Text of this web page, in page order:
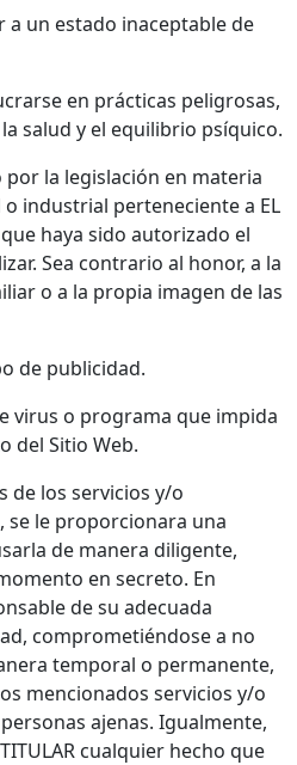
a un estado inaceptable de
en prácticas peligrosas,
salud y el equilibrio psíquico.
la legislación en materia
industrial perteneciente a EL
haya sido autorizado el
Sea contrario al honor, a la
o a la propia imagen de las
de publicidad.
virus o programa que impida
del Sitio Web.
de los servicios y/o
se le proporcionara una
de manera diligente,
en secreto. En
de su adecuada
comprometiéndose a no
temporal o permanente,
mencionados servicios y/o
ajenas. Igualmente,
cualquier hecho que